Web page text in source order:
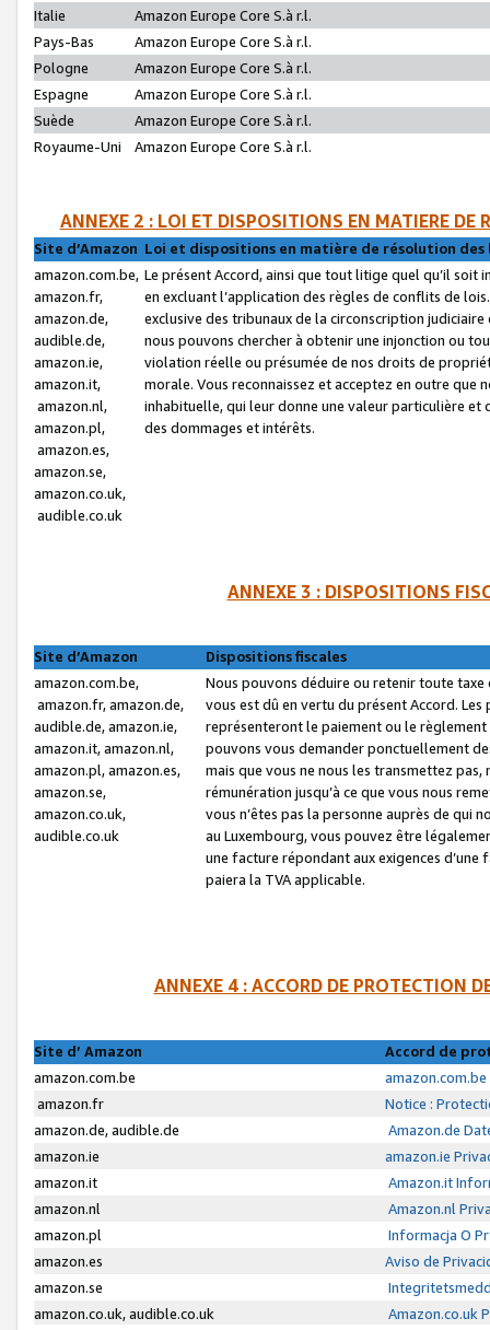
Italie
Amazon Europe Core S.à r.l.
Pays-Bas
Amazon Europe Core S.à r.l.
Pologne
Amazon Europe Core S.à r.l.
Espagne
Amazon Europe Core S.à r.l.
Suède
Amazon Europe Core S.à r.l.
Royaume-Uni
Amazon Europe Core S.à r.l.
ANNEXE 2 : LOI ET DISPOSITIONS EN MATIERE DE
Site d’Amazon Loi et dispositions en matière de résolution
amazon.com.be,
amazon.fr,
amazon.de,
audible.de,
amazon.ie,
amazon.it,
amazon.nl,
amazon.pl,
amazon.es,
amazon.se,
amazon.co.uk,
audible.co.uk
Le présent Accord, ainsi que tout litige quel qu’il soit
en excluant l’application des règles de conflits de
exclusive des tribunaux de la circonscription
nous pouvons chercher à obtenir une injonction ou
violation réelle ou présumée de nos droits de
morale. Vous reconnaissez et acceptez en outre que
inhabituelle, qui leur donne une valeur particulière
des dommages et intérêts.
ANNEXE 3 : DISPOSITIONS
Site d’Amazon
Dispositions fiscales
amazon.com.be,
amazon.fr, amazon.de,
audible.de, amazon.ie,
amazon.it, amazon.nl,
amazon.pl, amazon.es,
amazon.se,
amazon.co.uk,
audible.co.uk
Nous pouvons déduire ou retenir toute
vous est dû en vertu du présent Accord.
représenteront le paiement ou le
pouvons vous demander ponctuellement
mais que vous ne nous les transmettez
rémunération jusqu’à ce que vous nous
vous n’êtes pas la personne auprès de qui
au Luxembourg, vous pouvez être
une facture répondant aux exigences
paiera la TVA applicable.
ANNEXE 4 : ACCORD DE PROTECTION
Site d’ Amazon
Accord de
amazon.com.be
amazon.fr
Notice :
amazon.de, audible.de
Amazon.de
amazon.ie
amazon.ie
amazon.it
Amazon.it
amazon.nl
Amazon.nl
amazon.pl
Informacja O
amazon.es
Aviso de
amazon.se
amazon.co.uk, audible.co.uk
Amazon.co.uk